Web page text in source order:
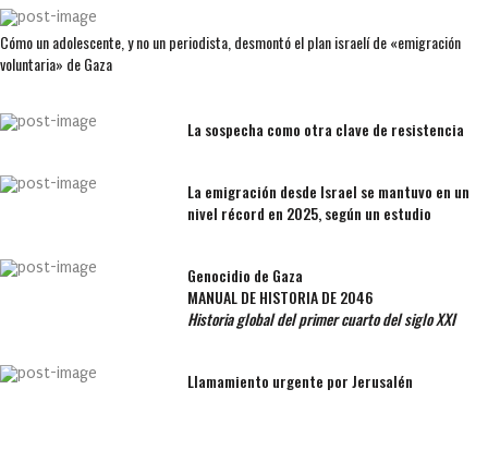
Cómo un adolescente, y no un periodista, desmontó el plan israelí de «emigración
voluntaria» de Gaza
La sospecha como otra clave de resistencia
La emigración desde Israel se mantuvo en un
nivel récord en 2025, según un estudio
Genocidio de Gaza
MANUAL DE HISTORIA DE 2046
Historia global del primer cuarto del siglo XXI
Llamamiento urgente por Jerusalén